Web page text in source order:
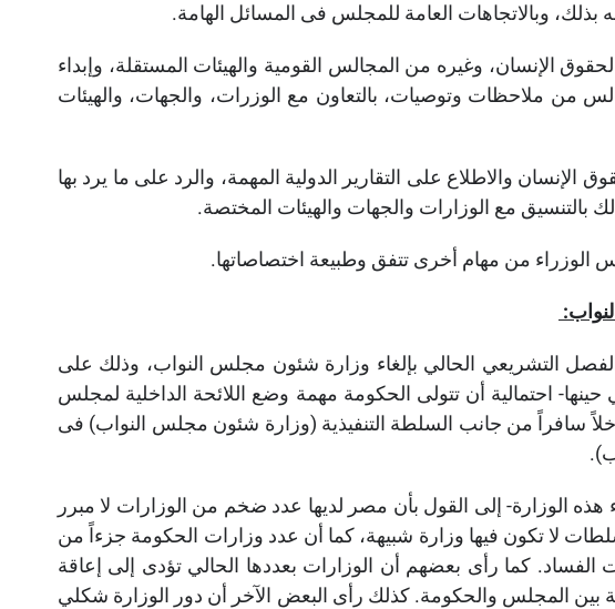
وبالاتجاهات العامة للمجلس فى المسائل الهامة.
الإنسان، وغيره من المجالس القومية والهيئات المستقلة، وإبداء
من ملاحظات وتوصيات، بالتعاون مع الوزرات، والجهات، والهيئات
الإنسان والاطلاع على التقارير الدولية المهمة، والرد على ما يرد بها
بالتنسيق مع الوزارات والجهات والهيئات المختصة.
الوزراء من مهام أخرى تتفق وطبيعة اختصاصاتها.
التشريعي الحالي بإلغاء وزارة شئون مجلس النواب، وذلك على
احتمالية أن تتولى الحكومة مهمة وضع اللائحة الداخلية لمجلس
سافراً من جانب السلطة التنفيذية (وزارة شئون مجلس النواب) فى
الوزارة- إلى القول بأن مصر لديها عدد ضخم من الوزارات لا مبرر
لا تكون فيها وزارة شبيهة، كما أن عدد وزارات الحكومة جزءاً من
الفساد. كما رأى بعضهم أن الوزارات بعددها الحالي تؤدى إلى إعاقة
بين المجلس والحكومة. كذلك رأى البعض الآخر أن دور الوزارة شكلي